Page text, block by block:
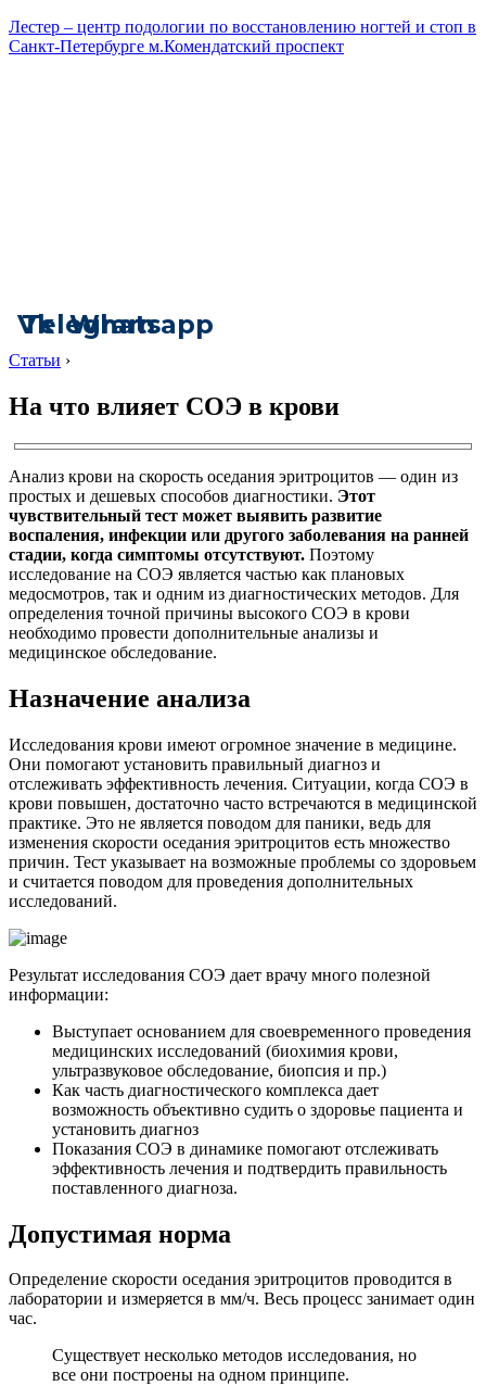
Лестер – центр подологии по восстановлению ногтей и стоп в
Санкт-Петербурге м.Комендатский проспект
Vk
Telegram
Whatsapp
Статьи ›
На что влияет СОЭ в крови
Анализ крови на скорость оседания эритроцитов — один из
простых и дешевых способов диагностики. Этот
чувствительный тест может выявить развитие
воспаления, инфекции или другого заболевания на ранней
стадии, когда симптомы отсутствуют. Поэтому
исследование на СОЭ является частью как плановых
медосмотров, так и одним из диагностических методов. Для
определения точной причины высокого СОЭ в крови
необходимо провести дополнительные анализы и
медицинское обследование.
Назначение анализа
Исследования крови имеют огромное значение в медицине.
Они помогают установить правильный диагноз и
отслеживать эффективность лечения. Ситуации, когда СОЭ в
крови повышен, достаточно часто встречаются в медицинской
практике. Это не является поводом для паники, ведь для
изменения скорости оседания эритроцитов есть множество
причин. Тест указывает на возможные проблемы со здоровьем
и считается поводом для проведения дополнительных
исследований.
Результат исследования СОЭ дает врачу много полезной
информации:
Выступает основанием для своевременного проведения
медицинских исследований (биохимия крови,
ультразвуковое обследование, биопсия и пр.)
Как часть диагностического комплекса дает
возможность объективно судить о здоровье пациента и
установить диагноз
Показания СОЭ в динамике помогают отслеживать
эффективность лечения и подтвердить правильность
поставленного диагноза.
Допустимая норма
Определение скорости оседания эритроцитов проводится в
лаборатории и измеряется в мм/ч. Весь процесс занимает один
час.
Существует несколько методов исследования, но
все они построены на одном принципе.